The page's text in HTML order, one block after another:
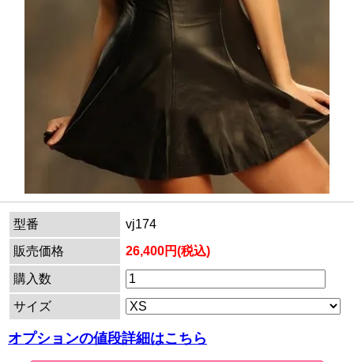
型番
vj174
販売価格
26,400円(税込)
購入数
サイズ
オプションの値段詳細はこちら